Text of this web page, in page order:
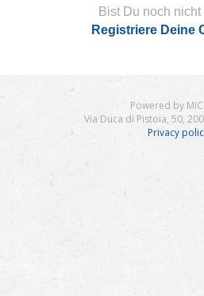
Bist Du noch
Registriere Deine
Powered by
Via Duca di Pistoia, 50,
Privacy